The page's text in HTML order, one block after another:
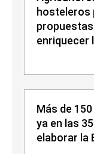
hosteleros
enriquecer
Más de
ya en las
elaborar la